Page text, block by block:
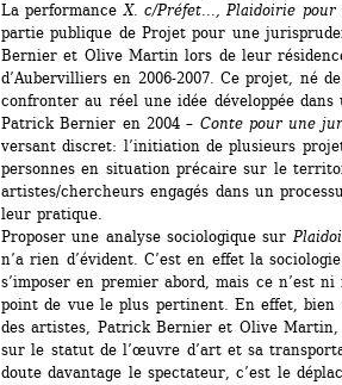
La performance X. c/Préfet..., Plaidoirie
partie publique de Projet pour une
Bernier et Olive Martin lors de leur
d’Aubervilliers en 2006-2007. Ce projet, né
confronter au réel une idée développée
Patrick Bernier en 2004 – Conte pour une
versant discret: l’initiation de plusieurs
personnes en situation précaire sur le
artistes/chercheurs engagés dans un
leur pratique.
Proposer une analyse sociologique sur
n’a rien d’évident. C’est en effet la
s’imposer en premier abord, mais ce n’est
point de vue le plus pertinent. En effet, bien
des artistes, Patrick Bernier et Olive
sur le statut de l’œuvre d’art et sa
doute davantage le spectateur, c’est le